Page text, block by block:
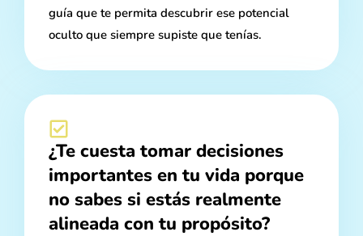
guía que te permita descubrir ese potencial
oculto que siempre supiste que tenías.
¿Te cuesta tomar decisiones
importantes en tu vida porque
no sabes si estás realmente
alineada con tu propósito?